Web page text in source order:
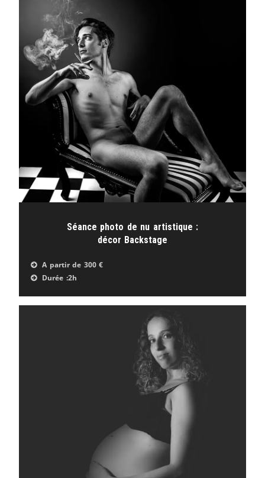
Séance photo de nu artistique :
décor Backstage
A partir de 300 €
Durée :2h